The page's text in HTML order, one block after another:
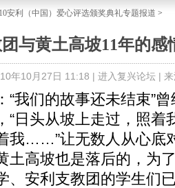
安利（中国）爱心评选颁奖典礼专题报道 >
与黄土高坡11年的感
年10月27日 11:18 | 进入复兴论坛| 来
们的故事还未结束”曾
“日头从坡上走过，照着
我……”让无数人从心底
土高坡也是落后的，为
、安利支教团的学生们